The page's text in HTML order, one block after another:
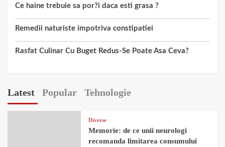
Ce haine trebuie sa por?i daca esti grasa ?
Remedii naturiste impotriva constipatiei
Rasfat Culinar Cu Buget Redus-Se Poate Asa Ceva?
Latest Popular Tehnologie
Diverse
Memorie: de ce unii neurologi
recomanda limitarea consumului